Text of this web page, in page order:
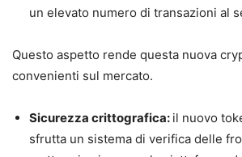
un elevato numero di transazioni al
Questo aspetto rende questa nuova
convenienti sul mercato.
Sicurezza crittografica: il nuovo
sfrutta un sistema di verifica delle